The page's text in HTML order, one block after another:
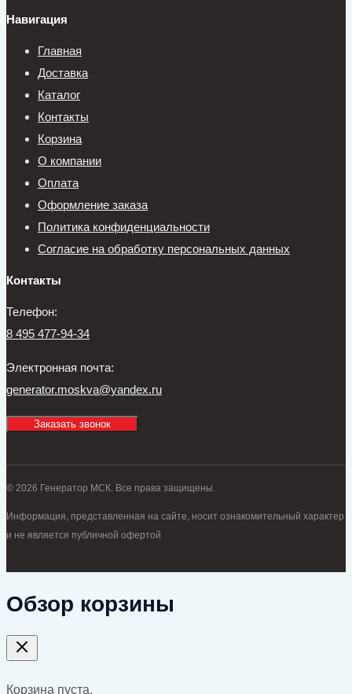
Навигация
Главная
Доставка
Каталог
Контакты
Корзина
О компании
Оплата
Оформление заказа
Политика конфиденциальности
Согласие на обработку персональных данных
Контакты
Телефон:
8 495 477-94-34
Электронная почта:
generator.moskva@yandex.ru
Заказать звонок
© 2026 Генератор МСК. Все права защищены.
Информация, представленная на сайте, носит ознакомительный характер
и не является публичной офертой
Обзор корзины
Корзина пуста.